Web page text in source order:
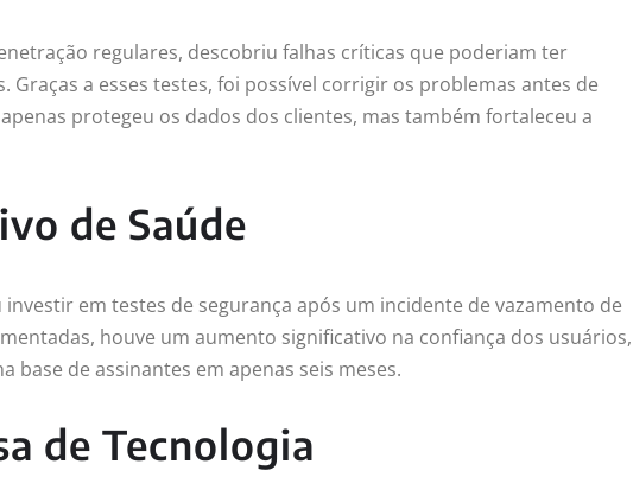
regulares, descobriu falhas críticas que poderiam ter
a esses testes, foi possível corrigir os problemas antes de
protegeu os dados dos clientes, mas também fortaleceu a
de Saúde
investir em testes de segurança após um incidente de vazamento de
houve um aumento significativo na confiança dos usuários,
base de assinantes em apenas seis meses.
de Tecnologia